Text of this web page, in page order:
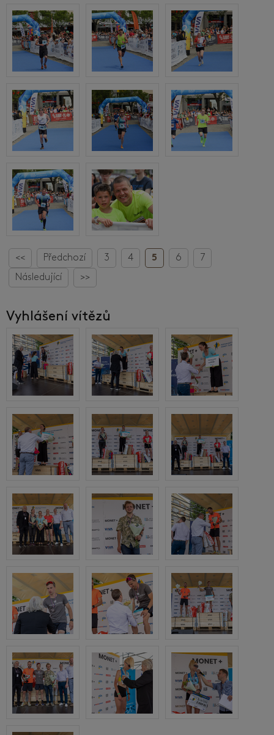
<< Předchozí 3 4 5 6
7
Následující
>>
Vyhlášení vítězů